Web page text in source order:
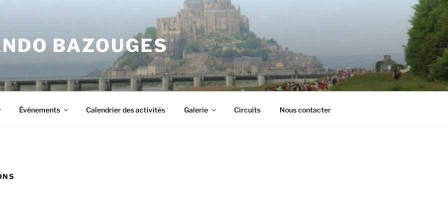
BAZOUGES
Événements Calendrier des activités Galerie Circuits Nous contacter